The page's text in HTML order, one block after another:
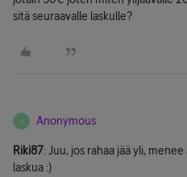
sitä seuraavalle laskulle?
A Anonymous
Riki87: Juu, jos rahaa jää yli,
laskua :)